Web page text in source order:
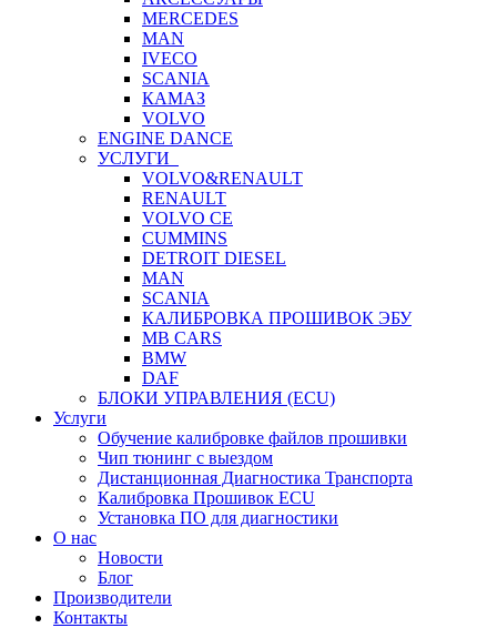
MERCEDES
MAN
IVECO
SCANIA
КАМАЗ
VOLVO
ENGINE DANCE
УСЛУГИ
VOLVO&RENAULT
RENAULT
VOLVO CE
CUMMINS
DETROIT DIESEL
MAN
SCANIA
КАЛИБРОВКА ПРОШИВОК ЭБУ
MB CARS
BMW
DAF
БЛОКИ УПРАВЛЕНИЯ (ECU)
Услуги
Обучение калибровке файлов прошивки
Чип тюнинг с выездом
Дистанционная Диагностика Транспорта
Калибровка Прошивок ECU
Установка ПО для диагностики
О нас
Новости
Блог
Производители
Контакты